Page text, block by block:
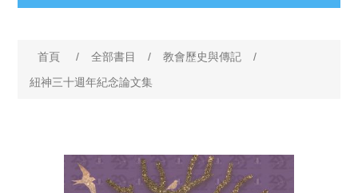
首頁 / 全部書目 / 教會歷史與傳記
/
紐神三十週年紀念論文集